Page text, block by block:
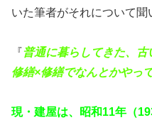
いた筆者がそれについて
『普通に暮らしてきた、
修繕×修繕でなんとかやっ
現・建屋は、昭和11年（